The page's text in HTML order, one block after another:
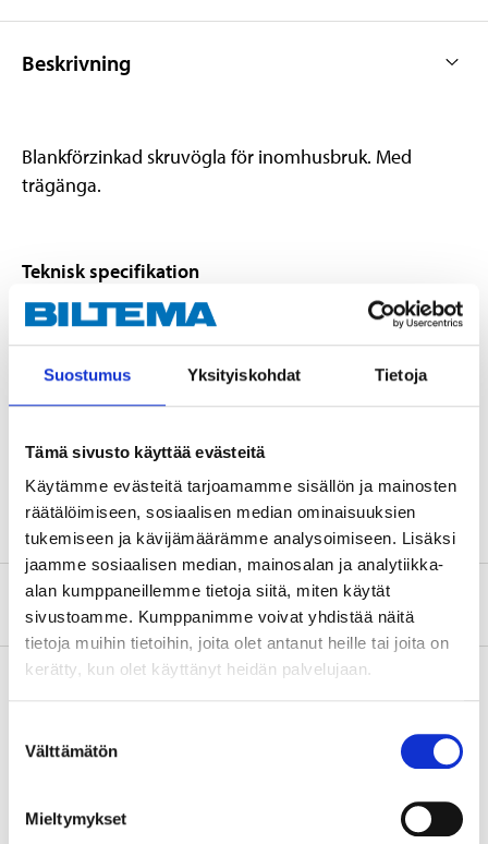
Suostumus Yksityiskohdat Tietoja
Tämä sivusto käyttää evästeitä
Käytämme evästeitä tarjoamamme sisällön ja mainosten
räätälöimiseen, sosiaalisen median ominaisuuksien
tukemiseen ja kävijämäärämme analysoimiseen. Lisäksi
jaamme sosiaalisen median, mainosalan ja analytiikka-
alan kumppaneillemme tietoja siitä, miten käytät
sivustoamme. Kumppanimme voivat yhdistää näitä
tietoja muihin tietoihin, joita olet antanut heille tai joita on
kerätty, kun olet käyttänyt heidän palvelujaan.
valinta
Välttämätön
Mieltymykset
Beskrivning
Blankförzinkad skruvögla för inomhusbruk. Med
trägänga.
Teknisk specifikation
Längd
Dimension
7,6 mm
Innerdiameter
20 mm
Material
Antal
2 st.
Om tillverkaren